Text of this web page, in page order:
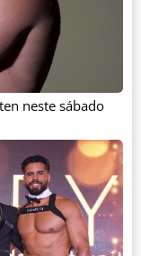
neste sábado